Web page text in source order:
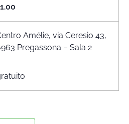
Amélie, via Ceresio 43,
Pregassona – Sala 2